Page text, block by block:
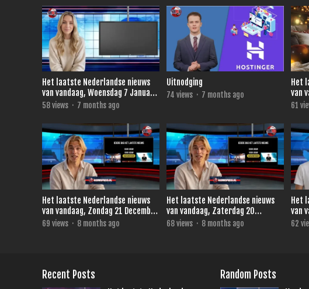
Het laatste Nederlandse nieuws
van vandaag, Woensdag 7 Januari
2026.
58views · 7 months ago
Uitnodging
74 views · 7 months ago
Het
van
61
Het laatste Nederlandse nieuws
van vandaag, Zondag 21 December
2025.
69 views · 8 months ago
Het laatste Nederlandse nieuws
van vandaag, Zaterdag 20
December 2025.
68views · 8 months ago
Het
van
62
Recent Posts Random Posts